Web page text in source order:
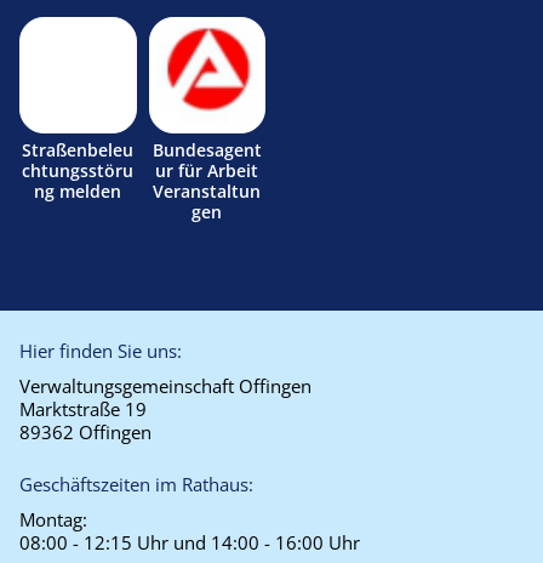
Straßenbeleu
chtungsstöru
ng melden
Bundesagent
ur für Arbeit
Veranstaltun
gen
Hier finden Sie uns:
Verwaltungsgemeinschaft Offingen
Marktstraße 19
89362 Offingen
Geschäftszeiten im Rathaus:
Montag:
08:00 - 12:15 Uhr und 14:00 - 16:00 Uhr